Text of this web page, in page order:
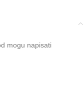
mogu napisati